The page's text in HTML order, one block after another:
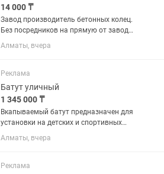
14 000 ₸
Завод производитель бетонных колец.
Без посредников на прямую от завода.
Бетонные кольца: КС 1м (высота 60см)
- 14000тг; КС 1м (высота 90см) -
тг; КС 1,5м...
Алматы, вчера
Реклама
Батут уличный
1 345 000 ₸
Вкапываемый батут предназначен для
установки на детских и спортивных
площадках, в парках, скверах и зонах
отдыха. Благодаря прочной
материалам подходит для...
Алматы, вчера
Реклама